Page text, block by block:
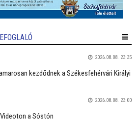
2026.08.08. 23:35
kezdődnek a Székesfehérvári Királyi
2026.08.08. 23:00
a Sóstón